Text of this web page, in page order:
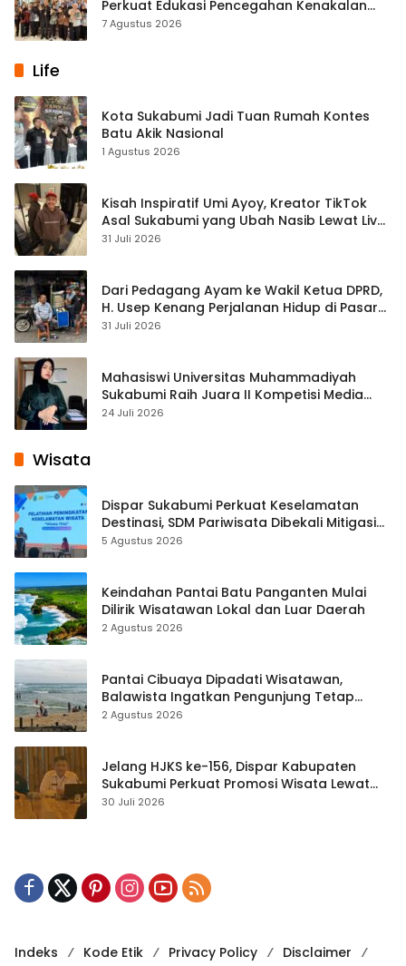
Perkuat Edukasi Pencegahan Kenakalan
Remaja di SMPN 2 Tegalbuleud
7 Agustus 2026
Life
Kota Sukabumi Jadi Tuan Rumah Kontes
Batu Akik Nasional
1 Agustus 2026
Kisah Inspiratif Umi Ayoy, Kreator TikTok
Asal Sukabumi yang Ubah Nasib Lewat Live
Streaming
31 Juli 2026
Dari Pedagang Ayam ke Wakil Ketua DPRD,
H. Usep Kenang Perjalanan Hidup di Pasar
Cisaat
31 Juli 2026
Mahasiswi Universitas Muhammadiyah
Sukabumi Raih Juara II Kompetisi Media
Pembelajaran Digital Tingkat Internasional
24 Juli 2026
Wisata
Dispar Sukabumi Perkuat Keselamatan
Destinasi, SDM Pariwisata Dibekali Mitigasi
hingga Teknik Evakuasi
5 Agustus 2026
Keindahan Pantai Batu Panganten Mulai
Dilirik Wisatawan Lokal dan Luar Daerah
2 Agustus 2026
Pantai Cibuaya Dipadati Wisatawan,
Balawista Ingatkan Pengunjung Tetap
Waspada
2 Agustus 2026
Jelang HJKS ke-156, Dispar Kabupaten
Sukabumi Perkuat Promosi Wisata Lewat
Publikasi Digital
30 Juli 2026
Indeks Kode Etik Privacy Policy
Disclaimer